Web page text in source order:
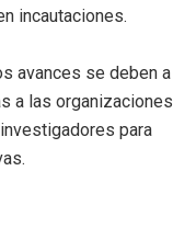
incautaciones.
avances se deben a
a las organizaciones
para